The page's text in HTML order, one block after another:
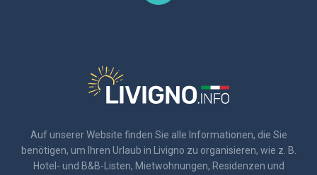
Auf unserer Website finden Sie alle Informationen, die Sie
benötigen, um Ihren Urlaub in Livigno zu organisieren, wie z. B.
Hotel- und B&B-Listen, Mietwohnungen, Residenzen und